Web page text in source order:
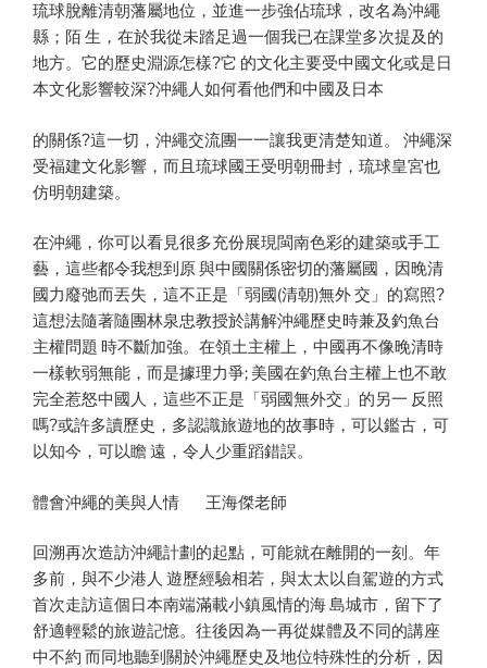
琉球脫離清朝藩屬地位，並進一步強佔琉球，改名為沖繩
縣；陌 生，在於我從未踏足過一個我已在課堂多次提及的
地方。它的歷史淵源怎樣?它 的文化主要受中國文化或是日
本文化影響較深?沖繩人如何看他們和中國及日本
的關係?這一切，沖繩交流團一一讓我更清楚知道。 沖繩深
受福建文化影響，而且琉球國王受明朝冊封，琉球皇宮也
仿明朝建築。
在沖繩，你可以看見很多充份展現閩南色彩的建築或手工
藝，這些都令我想到原 與中國關係密切的藩屬國，因晚清
國力廢弛而丟失，這不正是「弱國(清朝)無外 交」的寫照?
這想法隨著隨團林泉忠教授於講解沖繩歷史時兼及釣魚台
主權問題 時不斷加強。在領土主權上，中國再不像晚清時
一樣軟弱無能，而是據理力爭; 美國在釣魚台主權上也不敢
完全惹怒中國人，這些不正是「弱國無外交」的另一 反照
嗎?或許多讀歷史，多認識旅遊地的故事時，可以鑑古，可
以知今，可以瞻 遠，令人少重蹈錯誤。
體會沖繩的美與人情 王海傑老師
回溯再次造訪沖繩計劃的起點，可能就在離開的一刻。年
多前，與不少港人 遊歷經驗相若，與太太以自駕遊的方式
首次走訪這個日本南端滿載小鎮風情的海 島城市，留下了
舒適輕鬆的旅遊記憶。往後因為一再從媒體及不同的講座
中不約 而同地聽到關於沖繩歷史及地位特殊性的分析，因